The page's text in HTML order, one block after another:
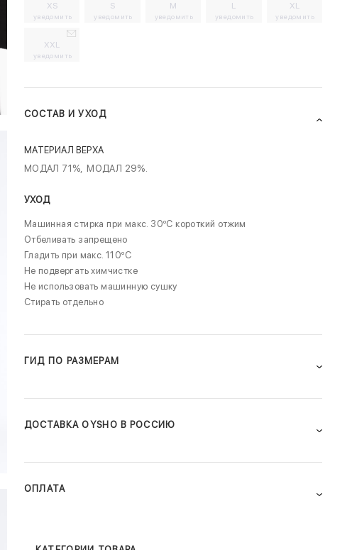
XS
уведомить
S
уведомить
M
уведомить
L
уведомить
XL
уведомить
XXL
уведомить
СОСТАВ И УХОД
МАТЕРИАЛ ВЕРХА
МОДАЛ 71%, МОДАЛ 29%.
УХОД
Машинная стирка при макс. 30ºC короткий отжим
Отбеливать запрещено
Гладить при макс. 110ºC
Не подвергать химчистке
Не использовать машинную сушку
Стирать отдельно
ГИД ПО РАЗМЕРАМ
ДОСТАВКА OYSHO В РОССИЮ
ОПЛАТА